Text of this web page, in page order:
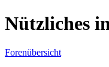
Nützliches
Forenübersicht